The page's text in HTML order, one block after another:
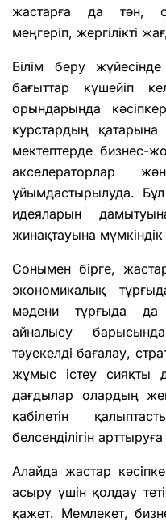
жастарға да тән,
меңгеріп, жергілікті
Білім беру
бағыттар күшейіп
орындарында
курстардың қатарына
мектептерде бизнес-
акселераторлар
ұйымдастырылуда.
идеяларын
жинақтауына мүмкіндік
Сонымен бірге,
экономикалық
мәдени тұрғыда да
айналысу
тәуекелді бағалау,
жұмыс істеу сияқты
дағдылар олардың
қабілетін
белсенділігін
Алайда жастар
асыру үшін қолдау
қажет. Мемлекет,